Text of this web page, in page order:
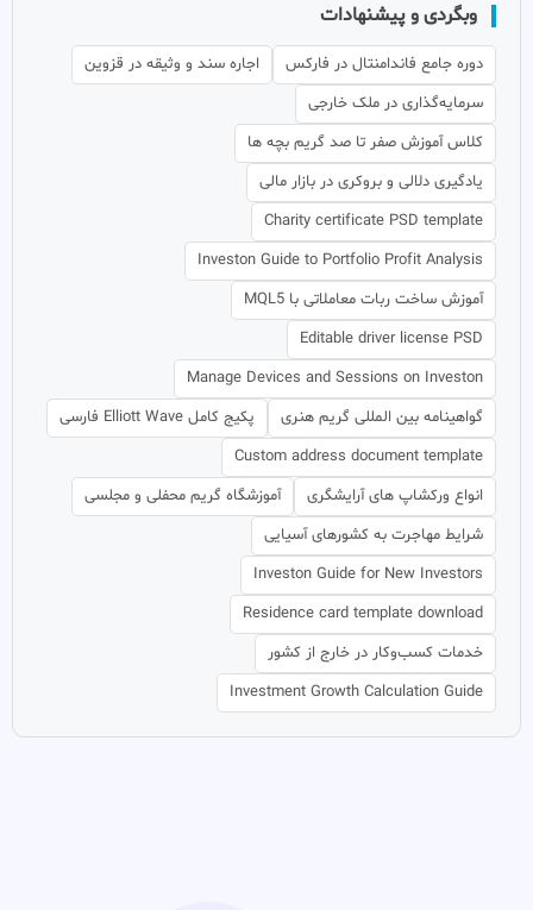
وبگردی و پیشنهادات
دوره جامع فاندامنتال در فارکس
اجاره سند و وثیقه در قزوین
سرمایه‌گذاری در ملک خارجی
کلاس آموزش صفر تا صد گریم بچه ها
یادگیری دلالی و بروکری در بازار مالی
Charity certificate PSD template
Investon Guide to Portfolio Profit Analysis
آموزش ساخت ربات معاملاتی با MQL5
Editable driver license PSD
Manage Devices and Sessions on Investon
گواهینامه بین المللی گریم هنری
پکیج کامل Elliott Wave فارسی
Custom address document template
انواع ورکشاپ های آرایشگری
آموزشگاه گریم محفلی و مجلسی
شرایط مهاجرت به کشورهای آسیایی
Investon Guide for New Investors
Residence card template download
خدمات کسب‌وکار در خارج از کشور
Investment Growth Calculation Guide